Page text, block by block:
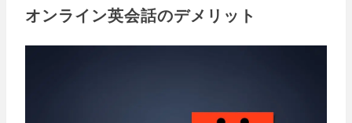
オンライン英会話のデメリット